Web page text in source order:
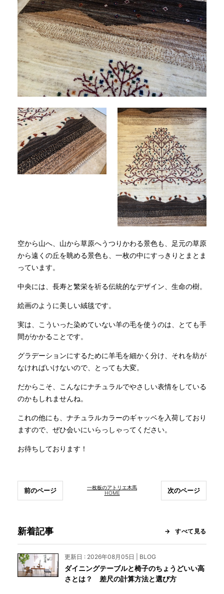
空から山へ、山から草原へうつりかわる景色も、足元の草原
から遠くの丘を眺める景色も、一枚の中にすっきりとまとま
っています。
中央には、長寿と繁栄を祈る伝統的なデザイン、生命の樹。
絵画のように美しい絨毯です。
実は、こういった染めていない羊の毛を使うのは、とても手
間がかかることです。
グラデーションにするために羊毛を細かく分け、それを紡が
なければいけないので、とっても大変。
だからこそ、こんなにナチュラルでやさしい表情をしている
のかもしれませんね。
これの他にも、ナチュラルカラーのギャッベを入荷しており
ますので、ぜひ会いにいらっしゃってください。
お待ちしております！
一枚板のアトリエ木馬
HOME
前のページ 次のページ
新着記事 すべて見る
更新日 : 2026年08月05日 | BLOG
ダイニングテーブルと椅子のちょうどいい高
さとは？ 差尺の計算方法と選び方